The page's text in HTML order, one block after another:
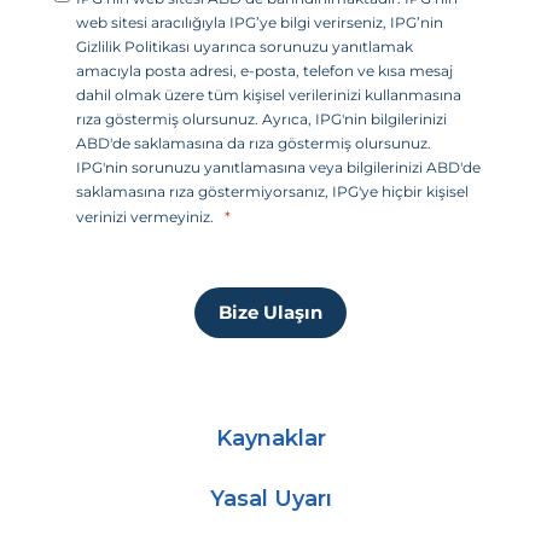
l
e
t
e
r
i
web sitesi aracılığıyla IPG’ye bilgi verirseniz, IPG’nin
Gizlilik Politikası uyarınca sorunuzu yanıtlamak
amacıyla posta adresi, e-posta, telefon ve kısa mesaj
dahil olmak üzere tüm kişisel verilerinizi kullanmasına
rıza göstermiş olursunuz. Ayrıca, IPG'nin bilgilerinizi
ABD'de saklamasına da rıza göstermiş olursunuz.
IPG'nin sorunuzu yanıtlamasına veya bilgilerinizi ABD'de
saklamasına rıza göstermiyorsanız, IPG'ye hiçbir kişisel
verinizi vermeyiniz.
Bize Ulaşın
Kaynaklar
Yasal Uyarı